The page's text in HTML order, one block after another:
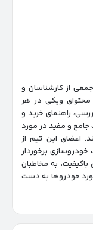
از کارشناسان و
محتوای ویکی در هر
راهنمای خرید و
و مفید در مورد
اعضای این تیم از
برخوردار
به مخاطبان
خودروها به دست